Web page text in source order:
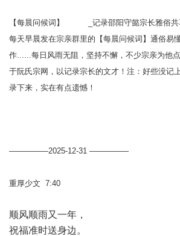
【每晨问候词】 _记录邵阳守懿宗长雅俗共
每天早晨发在宗亲群里的【每晨问候词】通俗易
作......每日风雨无阻，坚持不懈，不少宗亲为他
于阮氏宗网，以记录宗长的文才！注：好些没记
录下来，实在有点遗憾！
—————2025-12-31 —————
重厚少文 7:40
顺风顺雨又一年，
祝福准时送身边。